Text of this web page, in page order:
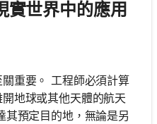
實世界中的應用
重要。 工程師必須計算
地球或其他天體的航天
其預定目的地，無論是另